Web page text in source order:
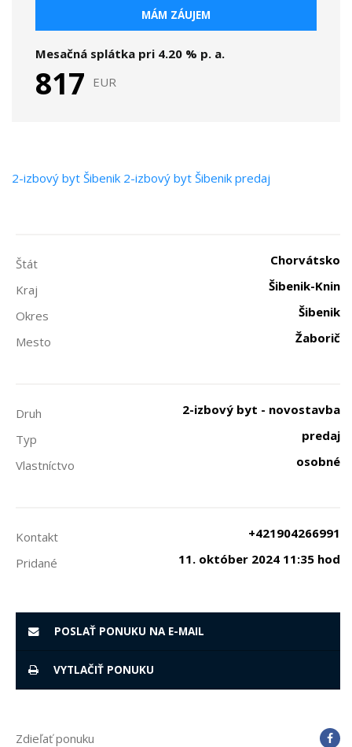
MÁM ZÁUJEM
Mesačná splátka pri 4.20 % p. a.
817 EUR
2-izbový byt Šibenik 2-izbový byt Šibenik predaj
Štát
Chorvátsko
Kraj
Šibenik-Knin
Okres
Šibenik
Mesto
Žaborič
Druh
2-izbový byt - novostavba
Typ
predaj
Vlastníctvo
osobné
Kontakt
+421904266991
Pridané
11. október 2024 11:35 hod
POSLAŤ PONUKU NA E-MAIL
VYTLAČIŤ PONUKU
Zdieľať ponuku